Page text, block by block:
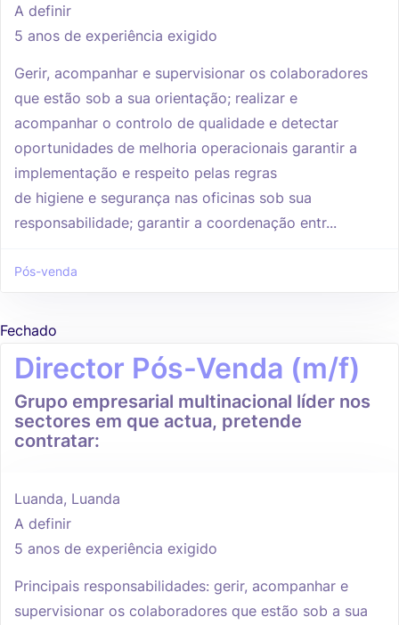
A definir
5 anos de experiência exigido
Gerir, acompanhar e supervisionar os colaboradores
que estão sob a sua orientação; realizar e
acompanhar o controlo de qualidade e detectar
oportunidades de melhoria operacionais garantir a
implementação e respeito pelas regras
de higiene e segurança nas oficinas sob sua
responsabilidade; garantir a coordenação entr...
Pós-venda
Fechado
Director Pós-Venda (m/f)
Grupo empresarial multinacional líder nos
sectores em que actua, pretende
contratar:
Luanda, Luanda
A definir
5 anos de experiência exigido
Principais responsabilidades: gerir, acompanhar e
supervisionar os colaboradores que estão sob a sua